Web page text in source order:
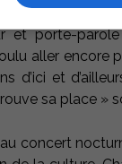
se
et porte-
aller encore
d’ici et
sa place »
concert